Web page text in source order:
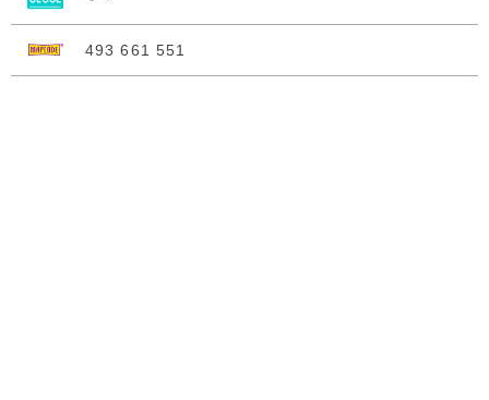
493 661 551